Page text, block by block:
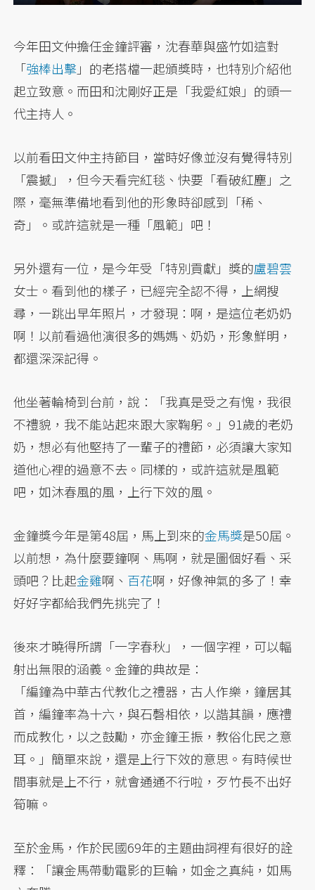
今年田文仲擔任金鐘評審，沈春華與盛竹如這對
「強棒出擊」的老搭檔一起頒獎時，也特別介紹他
起立致意。而田和沈剛好正是「我愛紅娘」的頭一
代主持人。
以前看田文仲主持節目，當時好像並沒有覺得特別
「震撼」，但今天看完紅毯、快要「看破紅塵」之
際，毫無準備地看到他的形象時卻感到「稀、
奇」。或許這就是一種「風範」吧！
另外還有一位，是今年受「特別貢獻」獎的盧碧雲
女士。看到他的樣子，已經完全認不得，上網搜
尋，一跳出早年照片，才發現：啊，是這位老奶奶
啊！以前看過他演很多的媽媽、奶奶，形象鮮明，
都還深深記得。
他坐著輪椅到台前，說：「我真是受之有愧，我很
不禮貌，我不能站起來跟大家鞠躬。」91歲的老奶
奶，想必有他堅持了一輩子的禮節，必須讓大家知
道他心裡的過意不去。同樣的，或許這就是風範
吧，如沐春風的風，上行下效的風。
金鐘獎今年是第48屆，馬上到來的金馬獎是50屆。
以前想，為什麼要鐘啊、馬啊，就是圖個好看、采
頭吧？比起金雞啊、 百花啊，好像神氣的多了！幸
好好字都給我們先挑完了！
後來才曉得所謂「一字春秋」，一個字裡，可以輻
射出無限的涵義。金鐘的典故是：
「編鐘為中華古代教化之禮器，古人作樂，鐘居其
首，編鐘率為十六，與石磬相依，以諧其韻，應禮
而成教化，以之鼓勵，亦金鐘王振，教俗化民之意
耳。」簡單來說，還是上行下效的意思。有時候世
間事就是上不行，就會通通不行啦，歹竹長不出好
筍嘛。
至於金馬，作於民國69年的主題曲詞裡有很好的詮
釋：「讓金馬帶動電影的巨輪，如金之真純，如馬